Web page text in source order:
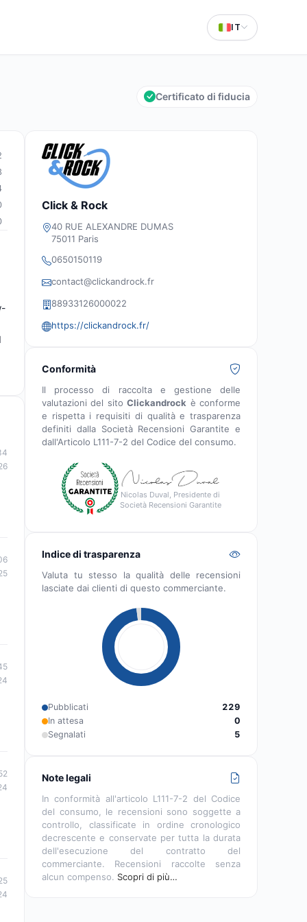
IT
Certificato di fiducia
Click & Rock
40 RUE ALEXANDRE DUMAS
75011 Paris
0650150119
contact@clickandrock.fr
88933126000022
https://clickandrock.fr/
Conformità
Il processo di raccolta e gestione delle
valutazioni del sitoClickandrock è conforme
e rispetta i requisiti di qualità e trasparenza
definiti dalla Società Recensioni Garantite e
dall'Articolo L111-7-2 del Codice del consumo.
Nicolas Duval, Presidente di
Società Recensioni Garantite
Indice di trasparenza
Valuta tu stesso la qualità delle recensioni
lasciate dai clienti di questo commerciante.
Pubblicati
229
In attesa
0
Segnalati
5
Note legali
In conformità all'articolo L111-7-2 del Codice
del consumo, le recensioni sono soggette a
controllo, classificate in ordine cronologico
decrescente e conservate per tutta la durata
dell'esecuzione del contratto del
commerciante. Recensioni raccolte senza
alcun compenso. Scopri di più…